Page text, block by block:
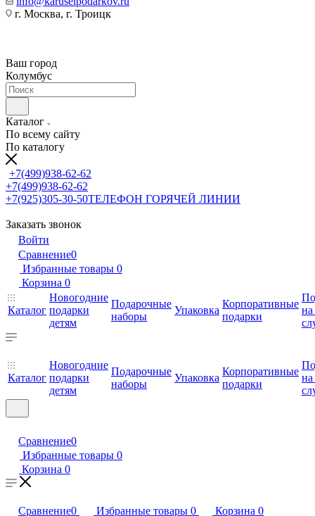
г. Москва, г. Троицк
Ваш город
Колумбус
Каталог
По всему сайту
По каталогу
+7(499)938-62-62
+7(499)938-62-62
+7(925)305-30-50ТЕЛЕФОН ГОРЯЧЕЙ ЛИНИИ
Заказать звонок
Войти
Сравнение0
Избранные товары 0
Корзина 0
Каталог
Новогодние
подарки
детям
Подарочные
наборы
Упаковка
Корпоративные
подарки
на
Каталог
Новогодние
подарки
детям
Подарочные
наборы
Упаковка
Корпоративные
подарки
на
Сравнение0
Избранные товары 0
Корзина 0
Сравнение0 Избранные товары 0 Корзина 0